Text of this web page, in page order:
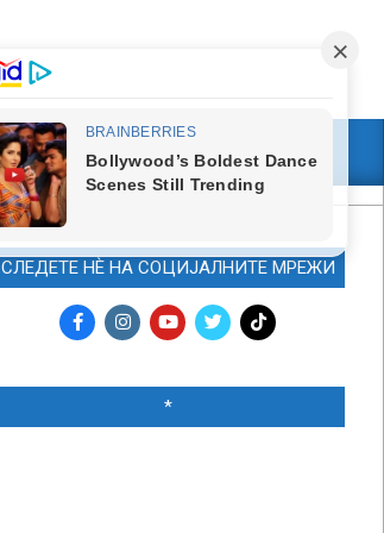
МАРКЕТИНГ
СЛЕДЕТЕ НЀ НА СОЦИЈАЛНИТЕ МРЕЖИ
*